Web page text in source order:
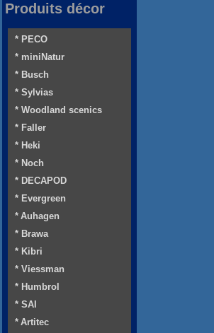
Produits décor
* PECO
* miniNatur
* Busch
* Sylvias
* Woodland scenics
* Faller
* Heki
* Noch
* DECAPOD
* Evergreen
* Auhagen
* Brawa
* Kibri
* Viessman
* Humbrol
* SAI
* Artitec